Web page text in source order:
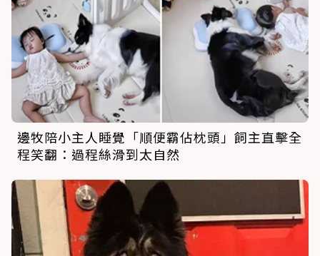
邊牧陪小主人睡覺「順便霸佔枕頭」飼主直擊全
程笑翻：過程絲滑到太自然